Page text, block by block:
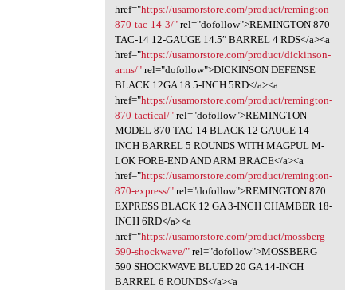
href="https://usamorstore.com/product/remington-
870-tac-14-3/"rel="dofollow">REMINGTON 870
TAC-14 12-GAUGE 14.5″ BARREL 4 RDS</a><a
href="https://usamorstore.com/product/dickinson-
arms/"rel="dofollow">DICKINSON DEFENSE
BLACK 12GA 18.5-INCH 5RD</a><a
href="https://usamorstore.com/product/remington-
870-tactical/"rel="dofollow">REMINGTON
MODEL 870 TAC-14 BLACK 12 GAUGE 14
INCH BARREL 5 ROUNDS WITH MAGPUL M-
LOK FORE-END AND ARM BRACE</a><a
href="https://usamorstore.com/product/remington-
870-express/"rel="dofollow">REMINGTON 870
EXPRESS BLACK 12 GA 3-INCH CHAMBER 18-
INCH 6RD</a><a
href="https://usamorstore.com/product/mossberg-
590-shockwave/"rel="dofollow">MOSSBERG
590 SHOCKWAVE BLUED 20 GA 14-INCH
BARREL 6 ROUNDS</a><a